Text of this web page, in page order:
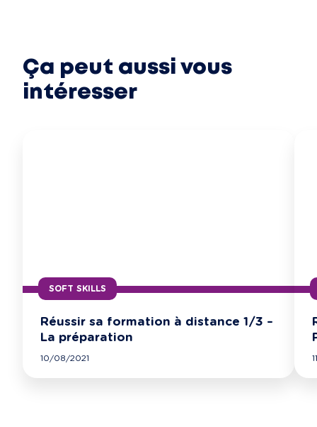
Ça peut aussi vous
intéresser
SOFT SKILLS
Réussir sa formation à distance 1/3 –
La préparation
10/08/2021